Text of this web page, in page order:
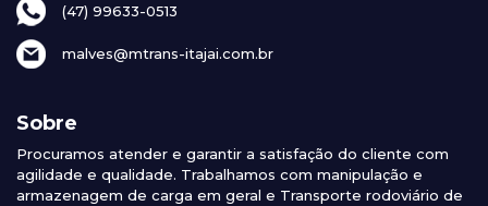
(47) 99633-0513
malves@mtrans-itajai.com.br
Sobre
Procuramos atender e garantir a satisfação do cliente com
agilidade e qualidade. Trabalhamos com manipulação e
armazenagem de carga em geral e Transporte rodoviário de